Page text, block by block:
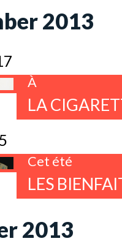
2013
À
LA
Cet été
LES
2013